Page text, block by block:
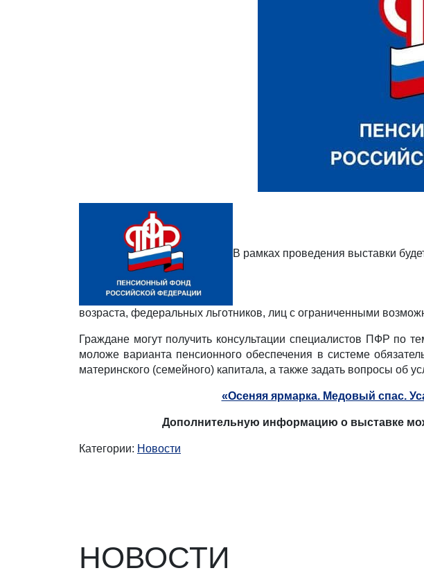
В рамках проведения выставки
возраста, федеральных льготников, лиц с ограниченными
Граждане могут получить консультации специалистов ПФР по
моложе варианта пенсионного обеспечения в системе
материнского (семейного) капитала, а также задать вопросы об
«Осеняя ярмарка. Медовый спас.
Дополнительную информацию о выставке
Категории: Новости
НОВОСТИ